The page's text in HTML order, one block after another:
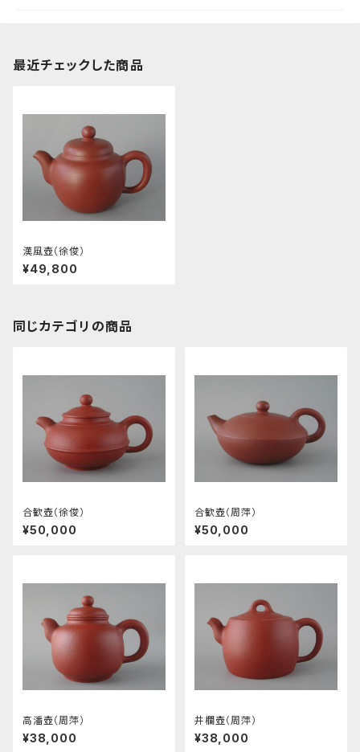
最近チェックした商品
漢風壺（徐俊）
¥49,800
同じカテゴリの商品
合歓壺（徐俊）
¥50,000
合歓壺（周萍）
¥50,000
高潘壺（周萍）
¥38,000
井欄壺（周萍）
¥38,000